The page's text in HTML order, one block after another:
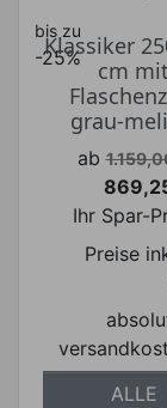
bis zu
-25%
Klassiker
cm mit
grau-
ab
Ihr Spar-
Preise
ALLE